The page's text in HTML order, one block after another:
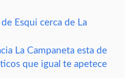
Esqui cerca de La
La Campaneta esta de
que igual te apetece